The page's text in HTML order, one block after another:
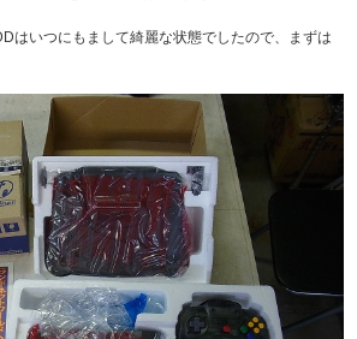
はいつにもまして綺麗な状態でしたので、まずは